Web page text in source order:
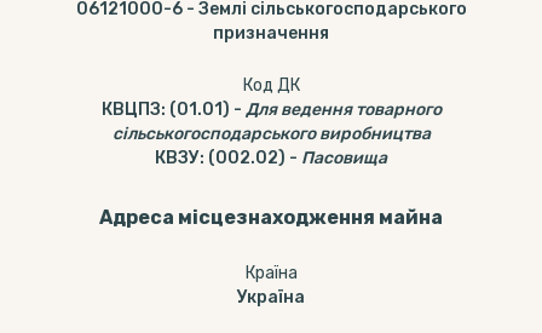
06121000-6- Землі сільськогосподарського
призначення
Код ДК
КВЦПЗ: (01.01) - Для ведення товарного
сільськогосподарського виробництва
КВЗУ: (002.02) - Пасовища
Адреса місцезнаходження майна
Країна
Україна